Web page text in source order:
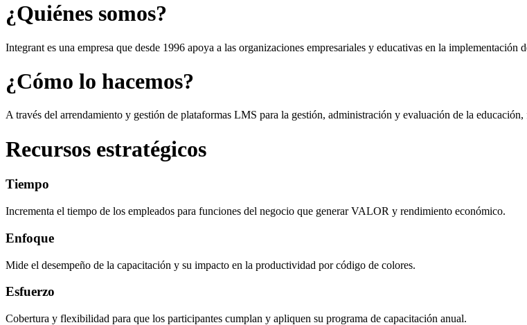
¿Quiénes somos?
Integrant es una empresa que desde 1996 apoya a las organizaciones empresariales y educativas en la
¿Cómo lo hacemos?
A través del arrendamiento y gestión de plataformas LMS para la gestión, administración y evaluación de la
Recursos estratégicos
Tiempo
Incrementa el tiempo de los empleados para funciones del negocio que generar VALOR y rendimiento económico.
Enfoque
Mide el desempeño de la capacitación y su impacto en la productividad por código de colores.
Esfuerzo
Cobertura y flexibilidad para que los participantes cumplan y apliquen su programa de capacitación anual.